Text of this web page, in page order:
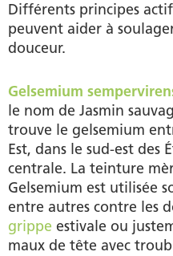
Différents principes
peuvent aider à
douceur.
Gelsemium
le nom de Jasmin
trouve le gelsemium
Est, dans le sud-est des
centrale. La teinture
Gelsemium est utilisée
entre autres contre les
grippe estivale ou
maux de tête avec